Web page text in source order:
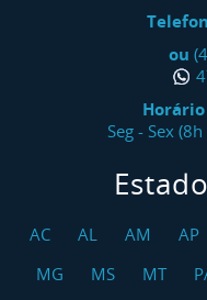
ou
Seg - Sex
AC AL AM AP
MG
MS MT